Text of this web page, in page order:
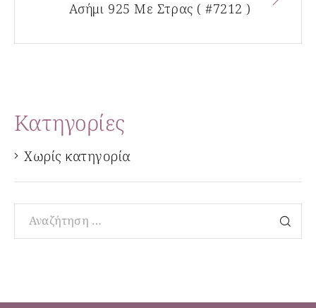
Ασήμι 925 Με Στρας ( #7212 )
Kατηγορίες
Χωρίς κατηγορία